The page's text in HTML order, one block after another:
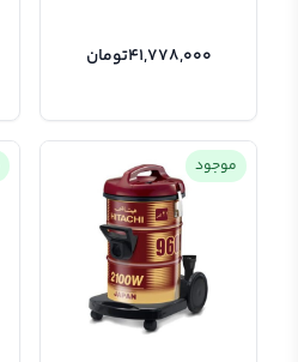
41,778,000تومان
موجود